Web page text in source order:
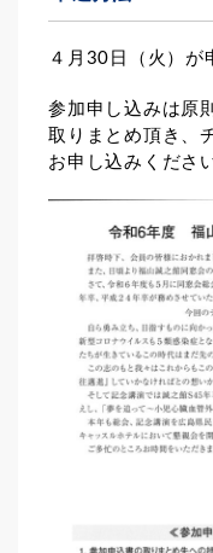
４月30日（火）が
参加申し込みは原
取りまとめ頂き、
お申し込みくださ